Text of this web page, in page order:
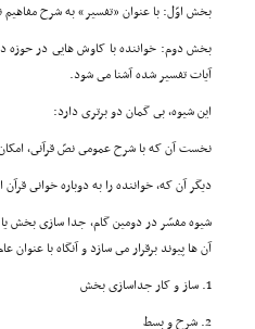
بخش اوّل: با عنوان «تفسیر» به شرح مفاهیم
بخش دوم: خواننده با کاوش هایى در حوزه
آیات تفسیر شده آشنا مى شود.
این شیوه، بى گمان دو برترى دارد:
نخست آن که با شرح عمومى نصّ قرآنى، امکان
دیگر آن که، خواننده را به دوباره خوانى
شیوه مفسّر در دومین گام، جدا سازى بخش
آن ها پیوند برقرار مى سازد و آنگاه با
1. ساز و کار جداسازى بخش
2. شرح و بسط